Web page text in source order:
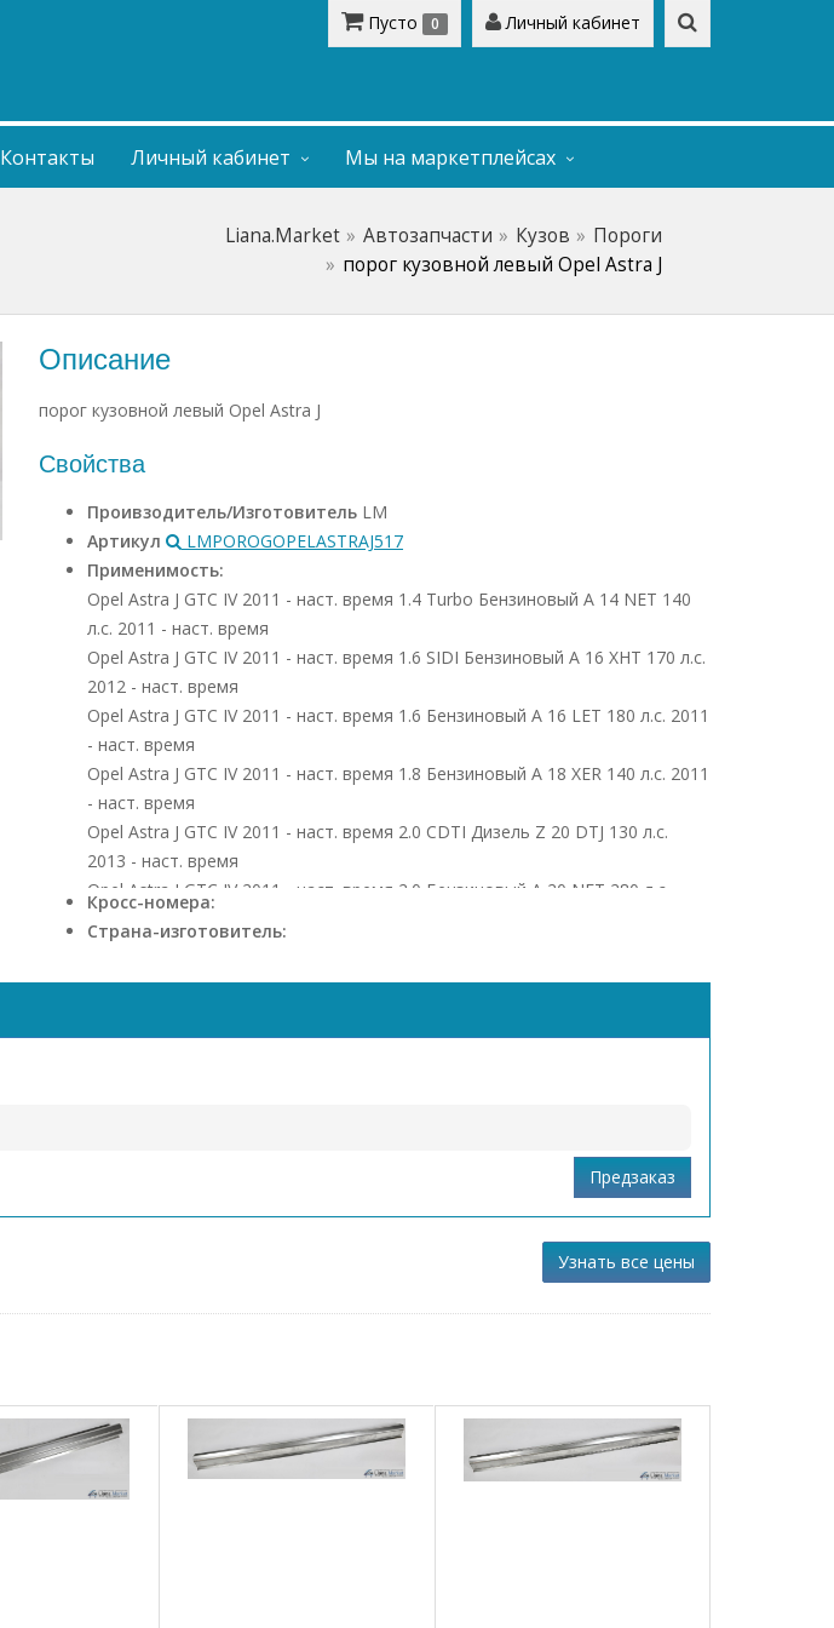
Пусто 0 Личный кабинет
Контакты Личный кабинет Мы на маркетплейсах
Liana.Market Автозапчасти Кузов
Пороги
порог кузовной левый Opel Astra J
Описание
порог кузовной левый Opel Astra J
Свойства
Проивзодитель/Изготовитель LM
Артикул
LMPOROGOPELASTRAJ517
Применимость:
Opel Astra J GTC IV 2011 - наст. время 1.4 Turbo Бензиновый A 14 NET 140
л.с. 2011 - наст. время
Opel Astra J GTC IV 2011 - наст. время 1.6 SIDI Бензиновый A 16 XHT 170 л.с.
2012 - наст. время
Opel Astra J GTC IV 2011 - наст. время 1.6 Бензиновый A 16 LET 180 л.с. 2011
- наст. время
Opel Astra J GTC IV 2011 - наст. время 1.8 Бензиновый A 18 XER 140 л.с. 2011
- наст. время
Opel Astra J GTC IV 2011 - наст. время 2.0 CDTI Дизель Z 20 DTJ 130 л.с.
2013 - наст. время
Opel Astra J GTC IV 2011 - наст. время 2.0 Бензиновый A 20 NFT 280 л.с.
2012 - наст. время
Opel Astra J GTC IV 2011 - наст. время 2.0 Дизель A 20 DTH 165 л.с. 2011 -
наст. время
л.с. 2010 - наст. время
Opel Astra J Sports Tourer IV 2010 - наст. время 1.6 Turbo Бензиновый A 16
Opel Astra J Sports Tourer IV 2010 - наст. время 1.6 Бензиновый A 16 XER 116
Opel Astra J Sports Tourer IV 2010 - наст. время 2.0 CDTI Дизель Z 20 DTJ
130 л.с. 2013 - наст. время
Opel Astra J седан IV 2012 - наст. время 1.4 Turbo Бензиновый A 14 NET 140
л.с.
Кросс-номера:
Страна-изготовитель:
Узнать все цены